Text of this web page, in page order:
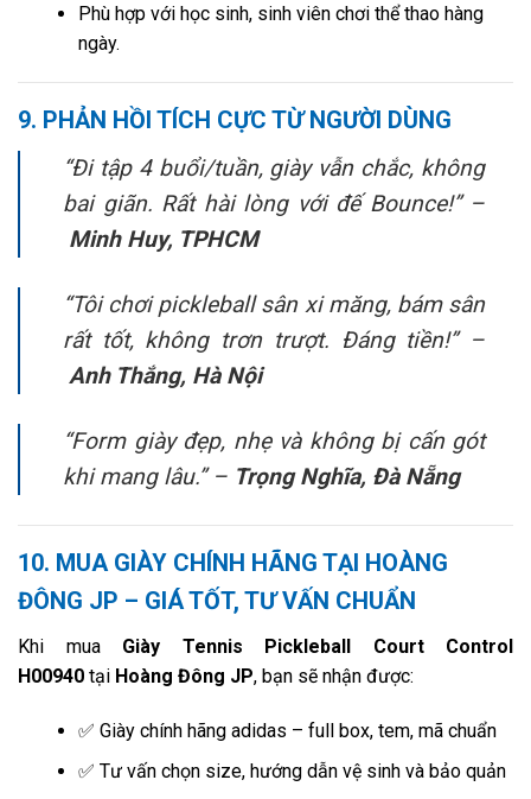
Phù hợp với học sinh, sinh viên chơi thể thao hàng
ngày.
9. PHẢN HỒI TÍCH CỰC TỪ NGƯỜI DÙNG
“Đi tập 4 buổi/tuần, giày vẫn chắc, không
bai giãn. Rất hài lòng với đế Bounce!” –
Minh Huy, TPHCM
“Tôi chơi pickleball sân xi măng, bám sân
rất tốt, không trơn trượt. Đáng tiền!” –
Anh Thắng, Hà Nội
“Form giày đẹp, nhẹ và không bị cấn gót
khi mang lâu.” – Trọng Nghĩa, Đà Nẵng
10. MUA GIÀY CHÍNH HÃNG TẠI HOÀNG
ĐÔNG JP – GIÁ TỐT, TƯ VẤN CHUẨN
Khi mua Giày Tennis Pickleball Court Control
H00940 tại Hoàng Đông JP, bạn sẽ nhận được:
✅ Giày chính hãng adidas – full box, tem, mã chuẩn
✅ Tư vấn chọn size, hướng dẫn vệ sinh và bảo quản